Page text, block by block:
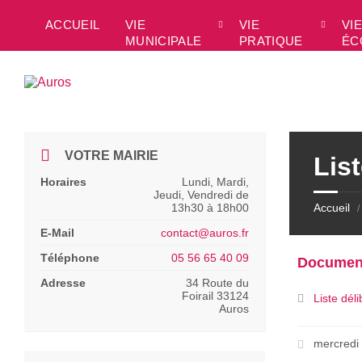
sidebar
ACCUEIL
VIE
MUNICIPALE
VIE
PRATIQUE
VIE
Accueil /
Liste
mercredi
VOTRE MAIRIE
Horaires
Lundi, Mardi,
Jeudi, Vendredi de
13h30 à 18h00
E-Mail
contact@auros.fr
Téléphone
05 56 65 40 09
Adresse
34 Route du
Foirail 33124
Auros